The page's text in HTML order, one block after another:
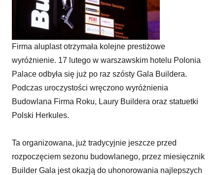
Firma aluplast otrzymała kolejne prestiżowe
wyróżnienie. 17 lutego w warszawskim hotelu Polonia
Palace odbyła się już po raz szósty Gala Buildera.
Podczas uroczystości wręczono wyróżnienia
Budowlana Firma Roku, Laury Buildera oraz statuetki
Polski Herkules.
Ta organizowana, już tradycyjnie jeszcze przed
rozpoczęciem sezonu budowlanego, przez miesięcznik
Builder Gala jest okazją do uhonorowania najlepszych